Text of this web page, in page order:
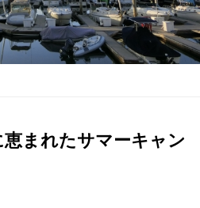
まれたサマーキャン